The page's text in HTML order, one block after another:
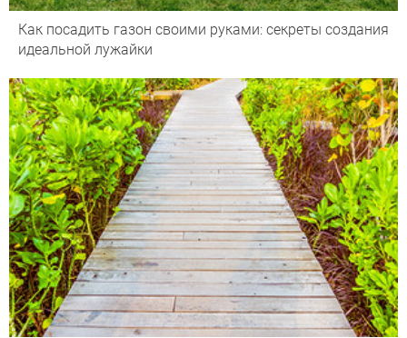
Как посадить газон своими руками: секреты создания
идеальной лужайки